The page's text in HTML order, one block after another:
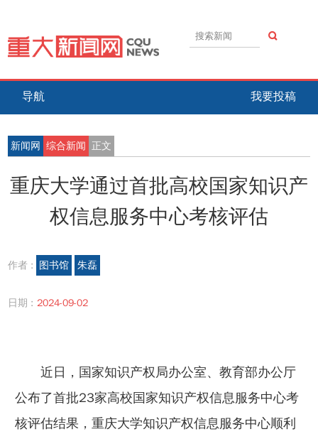
导航 我要投稿
新闻网 综合新闻 正文
重庆大学通过首批高校国家知识产
权信息服务中心考核评估
作者 : 图书馆 朱磊
日期 : 2024-09-02
近日，国家知识产权局办公室、教育部办公厅
公布了首批23家高校国家知识产权信息服务中心考
核评估结果，重庆大学知识产权信息服务中心顺利